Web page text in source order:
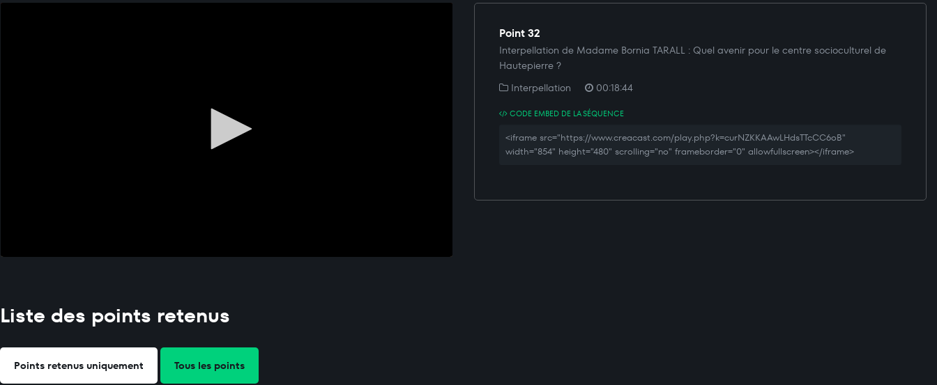
Point 32
Interpellation de Madame Bornia TARALL : Quel avenir pour le centre socioculturel de
Hautepierre ?
Interpellation
00:18:44
CODE EMBED DE LA SÉQUENCE
<iframe src="https://www.creacast.com/play.php?k=curNZKKAAwLHdsTTcCC6oB"
width="854" height="480" scrolling="no" frameborder="0" allowfullscreen></iframe>
Liste des points retenus
Points retenus uniquement Tous les points